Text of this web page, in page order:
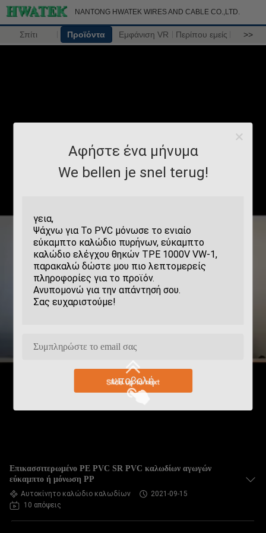
NANTONG HWATEK WIRES AND CABLE CO.,LTD.
Σπίτι Προϊόντα Εμφάνιση VR Περίπου εμείς >>
Αφήστε ένα μήνυμα
We bellen je snel terug!
υποβολή
Επικασσιτερωμένο PE PVC SR PVC καλωδίων αγωγών
εύκαμπτο ή μόνωση PP
Αυτοκίνητο καλώδιο καλωδίων
2021-09-15
10 απόψεις